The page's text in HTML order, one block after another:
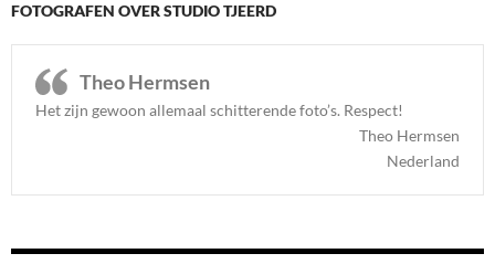
FOTOGRAFEN OVER STUDIO TJEERD
Theo Hermsen
Het zijn gewoon allemaal schitterende foto’s. Respect!
Theo Hermsen
Nederland